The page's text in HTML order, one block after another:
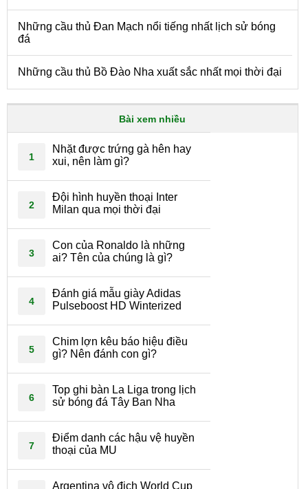
Những cầu thủ Đan Mạch nổi tiếng nhất lịch sử bóng
đá
Những cầu thủ Bồ Đào Nha xuất sắc nhất mọi thời đại
Bài xem nhiều
1
Nhặt được trứng gà hên hay
xui, nên làm gì?
2
Đội hình huyền thoại Inter
Milan qua mọi thời đại
3
Con của Ronaldo là những
ai? Tên của chúng là gì?
4
Đánh giá mẫu giày Adidas
Pulseboost HD Winterized
5
Chim lợn kêu báo hiệu điều
gì? Nên đánh con gì?
6
Top ghi bàn La Liga trong lịch
sử bóng đá Tây Ban Nha
7
Điểm danh các hậu vệ huyền
thoại của MU
Argentina vô địch World Cup